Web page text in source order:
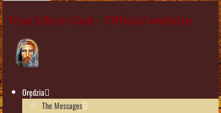
True Life in God – Official website
Orędzia
The Messages